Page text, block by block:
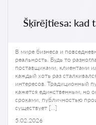
Šķīrējtiesa: kad
В мире бизнеса и
реальность. Будь то
поставщиками, клиентами
каждый хоть раз
интересов. Традиционный
кажется единственным, но
сроками, публичностью
существует […]
5.02.2026